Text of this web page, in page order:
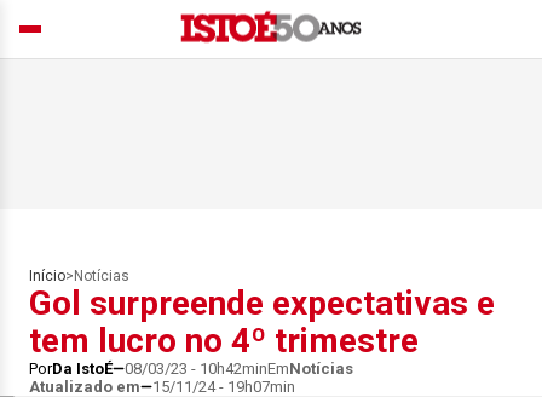
Início> Notícias
Gol surpreende expectativas e
tem lucro no 4º trimestre
PorDa IstoÉ 08/03/23 - 10h42minEmNotícias
Atualizado em
15/11/24 - 19h07min